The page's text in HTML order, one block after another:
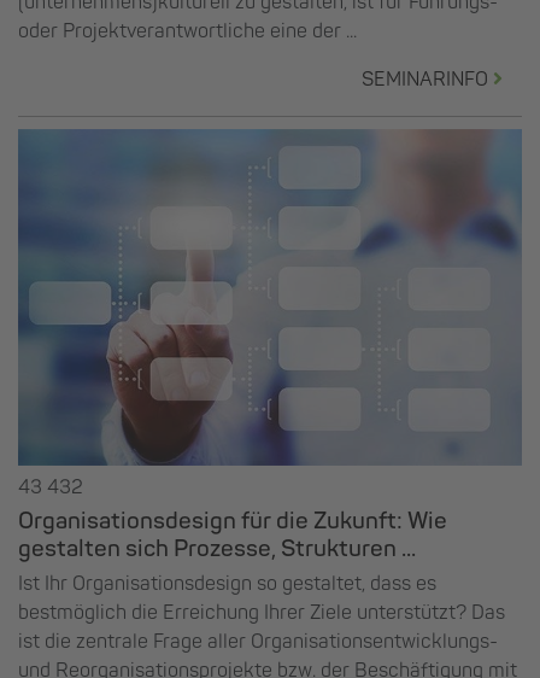
oder Projektverantwortliche eine der ...
SEMINARINFO
43 432
Organisationsdesign für die Zukunft: Wie
gestalten sich Prozesse, Strukturen ...
Ist Ihr Organisationsdesign so gestaltet, dass es
bestmöglich die Erreichung Ihrer Ziele unterstützt? Das
ist die zentrale Frage aller Organisationsentwicklungs-
und Reorganisationsprojekte bzw. der Beschäftigung mit